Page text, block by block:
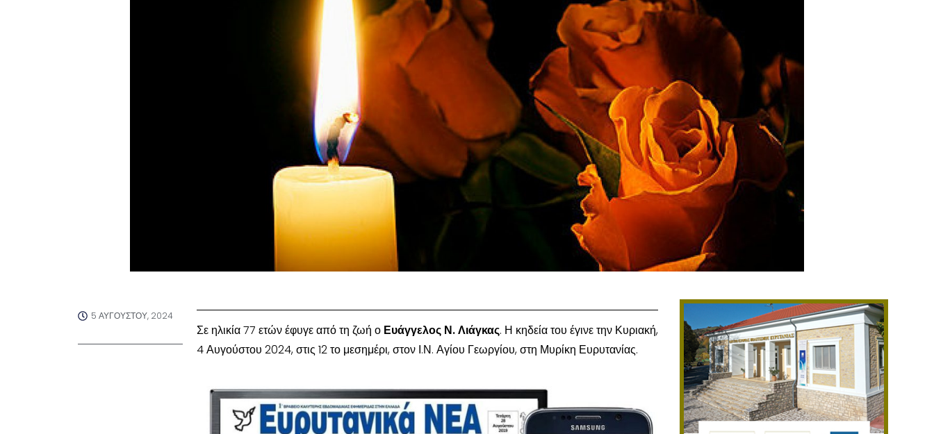
5 ΑΥΓΟΎΣΤΟΥ, 2024
Σε ηλικία 77 ετών έφυγε από τη ζωή ο Ευάγγελος Ν. Λιάγκας. Η κηδεία του έγινε την Κυριακή,
4 Αυγούστου 2024, στις 12 το μεσημέρι, στον Ι.Ν. Αγίου Γεωργίου, στη Μυρίκη Ευρυτανίας.